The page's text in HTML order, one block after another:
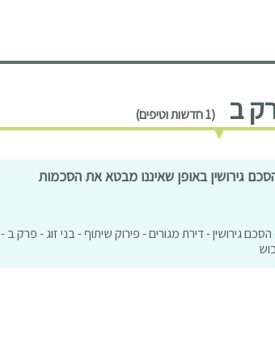
ב (1 חדשות וטיפים)
גירושין באופן שאיננו מבטא את הסכמות
גירושין - דירת מגורים - פירוק שיתוף - בני זוג - פרק ב -